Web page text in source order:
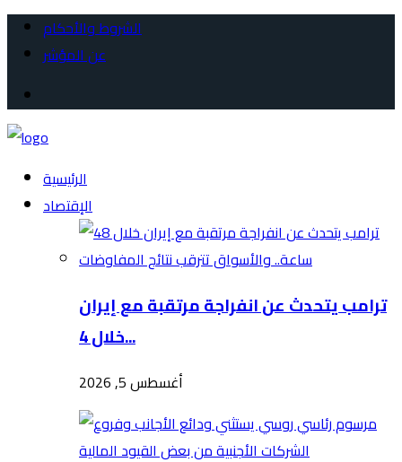
الشروط والأحكام
عن المؤشر
الرئيسية
الإقتصاد
ترامب يتحدث عن انفراجة مرتقبة مع إيران
خلال 4...
أغسطس 5, 2026